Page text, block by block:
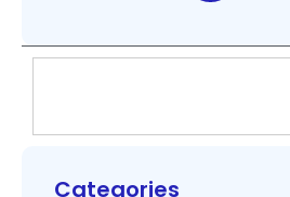
Categories